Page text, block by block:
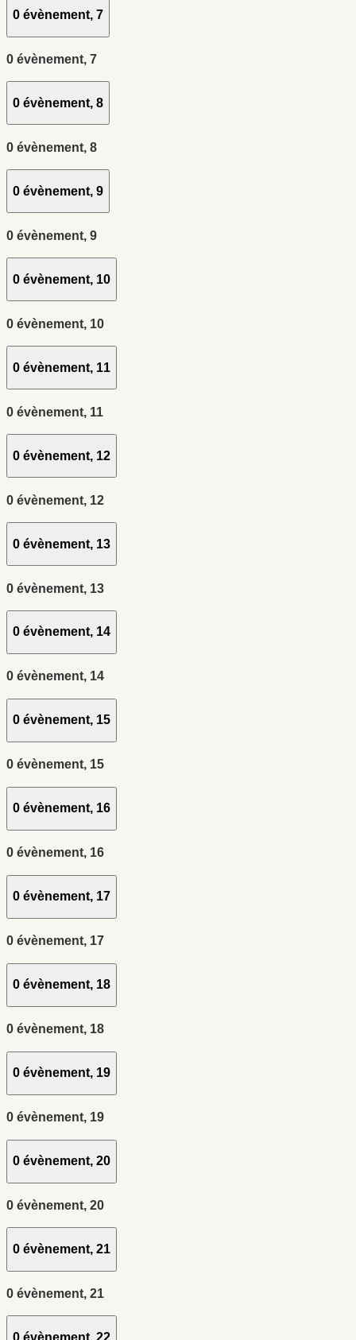
0 évènement, 7
0 évènement, 7
0 évènement, 8
0 évènement, 8
0 évènement, 9
0 évènement, 9
0 évènement, 10
0 évènement, 10
0 évènement, 11
0 évènement, 11
0 évènement, 12
0 évènement, 12
0 évènement, 13
0 évènement, 13
0 évènement, 14
0 évènement, 14
0 évènement, 15
0 évènement, 15
0 évènement, 16
0 évènement, 16
0 évènement, 17
0 évènement, 17
0 évènement, 18
0 évènement, 18
0 évènement, 19
0 évènement, 19
0 évènement, 20
0 évènement, 20
0 évènement, 21
0 évènement, 21
0 évènement, 22